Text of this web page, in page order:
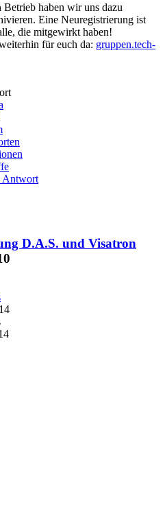
Betrieb haben wir uns dazu
Eine Neuregistrierung ist
die mitgewirkt haben!
für euch da: gruppen.tech-
Antwort
D.A.S. und Visatron